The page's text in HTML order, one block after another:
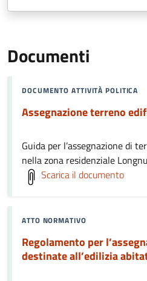
Documenti
DOCUMENTO ATTIVITÀ POLITICA
Assegnazione terreno
Guida per l’assegnazione di
nella zona residenziale
Scarica il documento
ATTO NORMATIVO
Regolamento per
destinate all’edilizia